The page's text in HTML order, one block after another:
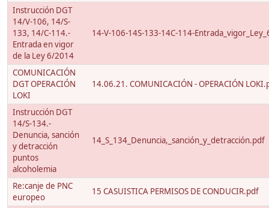
Instrucción DGT
14/V-106, 14/S-
133, 14/C-114.-
Entrada en vigor
de la Ley 6/2014
14-V-106-14S-133-14C-114-
COMUNICACIÓN
DGT OPERACIÓN
LOKI
14.06.21. COMUNICACIÓN - OPERACIÓN
Instrucción DGT
14/S-134.-
Denuncia, sanción
y detracción
puntos
alcoholemia
14_S_134_Denuncia,_sanción_y_detracción.pdf
Re:canje de PNC
europeo
15 CASUISTICA PERMISOS DE CONDUCIR.pdf